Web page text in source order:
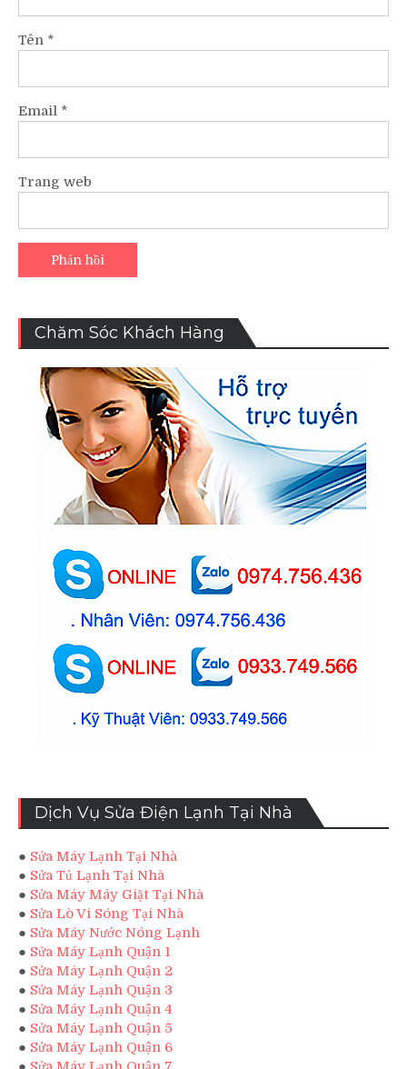
Tên *
Email *
Trang web
Chăm Sóc Khách Hàng
Dịch Vụ Sửa Điện Lạnh Tại Nhà
● Sửa Máy Lạnh Tại Nhà
● Sửa Tủ Lạnh Tại Nhà
● Sửa Máy Máy Giặt Tại Nhà
● Sửa Lò Vi Sóng Tại Nhà
● Sửa Máy Nước Nóng Lạnh
● Sửa Máy Lạnh Quận 1
● Sửa Máy Lạnh Quận 2
● Sửa Máy Lạnh Quận 3
● Sửa Máy Lạnh Quận 4
● Sửa Máy Lạnh Quận 5
● Sửa Máy Lạnh Quận 6